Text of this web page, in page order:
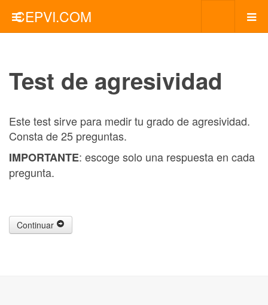
CEPVI.COM
Test de agresividad
Este test sirve para medir tu grado de agresividad.
Consta de 25 preguntas.
IMPORTANTE: escoge solo una respuesta en cada
pregunta.
Continuar